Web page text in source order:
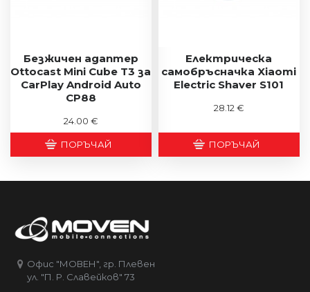
Безжичен адаптер
Ottocast Mini Cube T3 за
CarPlay Android Auto
CP88
24.00 €
ПОРЪЧАЙ
Електрическа
самобръсначка Xiaomi
Electric Shaver S101
28.12 €
ПОРЪЧАЙ
Офис "МОВЕН", гр. Плевен
ул. "П. Р. Славейков" 73